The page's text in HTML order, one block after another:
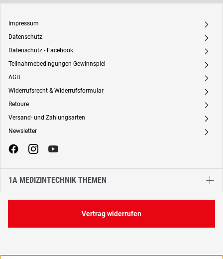
Impressum A
Datenschutz A
Datenschutz - Facebook A
Teilnahmebedingungen Gewinnspiel A
AGB A
Widerrufsrecht & Widerrufsformular A
Retoure A
Versand- und Zahlungsarten A
Newsletter A
1A MEDIZINTECHNIK THEMEN
Vertrag widerrufen